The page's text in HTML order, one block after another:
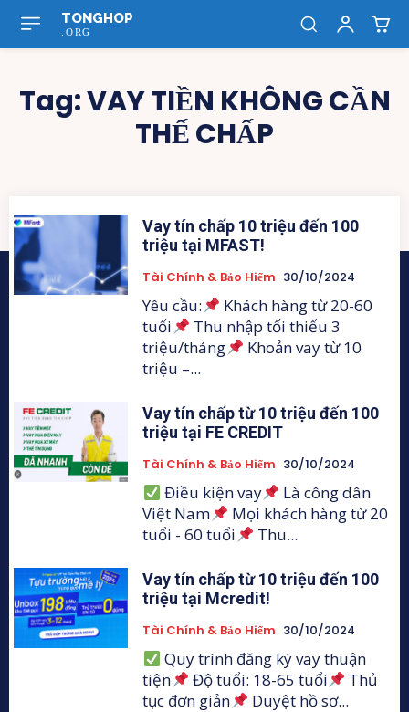
TONGHOP
.ORG
Tag:VAY TIỀN KHÔNG CẦN
THẾ CHẤP
Vay tín chấp 10 triệu đến 100
triệu tại MFAST!
Tài Chính & Bảo Hiểm 30/10/2024
Yêu cầu:
Khách hàng từ 20-60
tuổi
Thu nhập tối thiểu 3
triệu/tháng
Khoản vay từ 10
triệu –...
Vay tín chấp từ 10 triệu đến 100
triệu tại FE CREDIT
Tài Chính & Bảo Hiểm 30/10/2024
Điều kiện vay
Là công dân
Việt Nam
Mọi khách hàng từ 20
tuổi - 60 tuổi
Thu...
Vay tín chấp từ 10 triệu đến 100
triệu tại Mcredit!
Tài Chính & Bảo Hiểm 30/10/2024
Quy trình đăng ký vay thuận
tiện
Độ tuổi: 18-65 tuổi
Thủ
tục đơn giản
Duyệt hồ sơ...